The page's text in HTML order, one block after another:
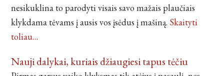
nesikuklina to parodyti visais savo mažais plaučiais
klykdama tėvams į ausis vos įsėdus į mašiną. Skaityti
toliau…
Nauji dalykai, kuriais džiaugiesi tapus tėčiu